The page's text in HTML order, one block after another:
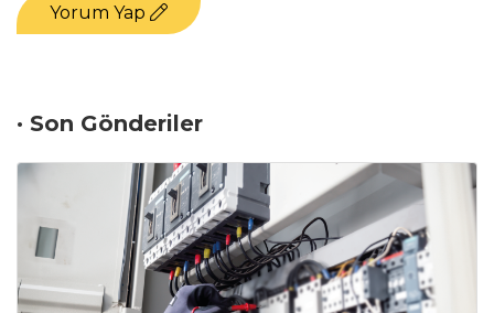
Yorum Yap
· Son Gönderiler